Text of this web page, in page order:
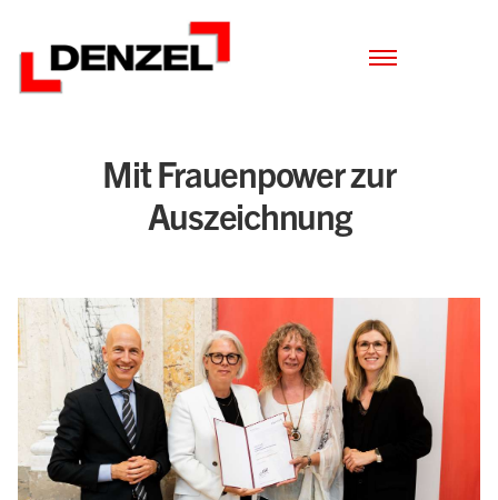
Inhalt
Mit Frauenpower zur
Auszeichnung